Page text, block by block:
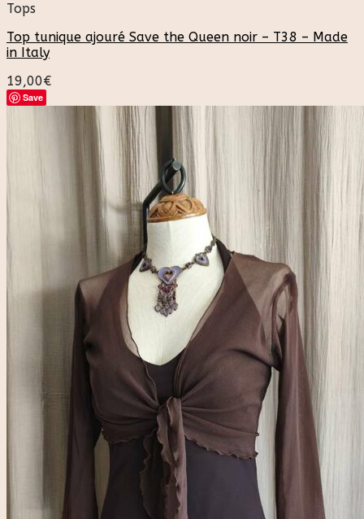
Tops
Top tunique ajouré Save the Queen noir – T38 – Made
in Italy
19,00€
Save